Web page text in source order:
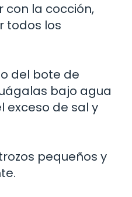
con la cocción,
todos los
del bote de
bajo agua
exceso de sal y
pequeños y